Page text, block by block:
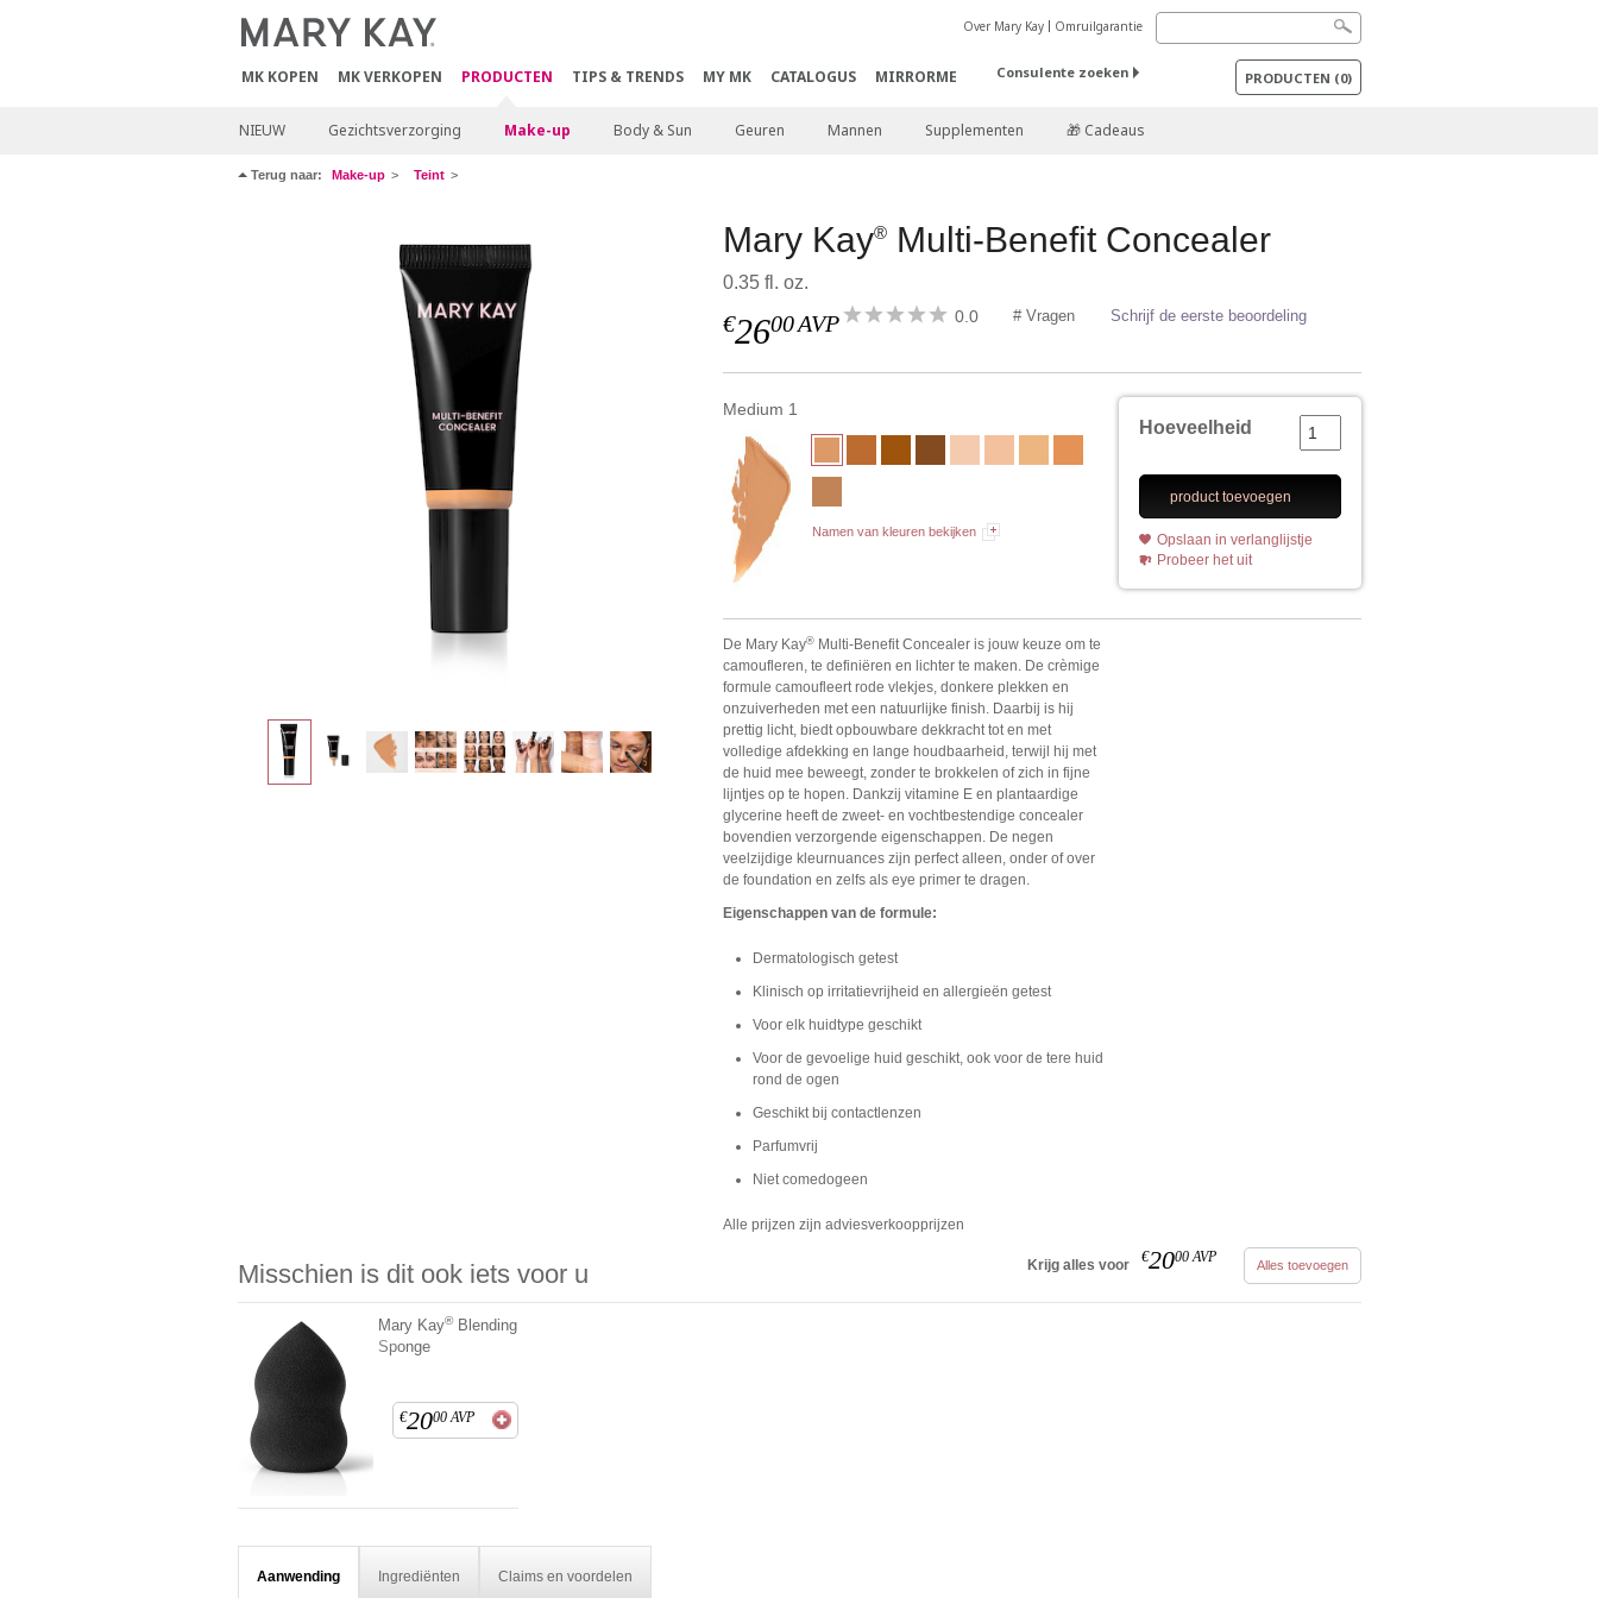
MK KOPEN MK VERKOPEN PRODUCTEN TIPS & TRENDS MY MK CATALOGUS MIRRORME
Over Mary Kay Omruilgarantie
Consulente zoeken PRODUCTEN (0)
NIEUW Gezichtsverzorging Make-up Body & Sun Geuren Mannen Supplementen 🎁 Cadeaus
Terug naar: Make-up Teint
Mary Kay® Multi-Benefit Concealer
0.35 fl. oz.
€2600AVP 0.0 # Vragen Schrijf de eerste beoordeling
Medium 1
Namen van kleuren bekijken
Hoeveelheid
product toevoegen
Opslaan in verlanglijstje
Probeer het uit
De Mary Kay® Multi-Benefit Concealer is jouw keuze om te
camoufleren, te definiëren en lichter te maken. De crèmige
formule camoufleert rode vlekjes, donkere plekken en
onzuiverheden met een natuurlijke finish. Daarbij is hij
prettig licht, biedt opbouwbare dekkracht tot en met
volledige afdekking en lange houdbaarheid, terwijl hij met
de huid mee beweegt, zonder te brokkelen of zich in fijne
lijntjes op te hopen. Dankzij vitamine E en plantaardige
glycerine heeft de zweet- en vochtbestendige concealer
bovendien verzorgende eigenschappen. De negen
veelzijdige kleurnuances zijn perfect alleen, onder of over
de foundation en zelfs als eye primer te dragen.
Eigenschappen van de formule:
Dermatologisch getest
Klinisch op irritatievrijheid en allergieën getest
Voor elk huidtype geschikt
Voor de gevoelige huid geschikt, ook voor de tere huid
rond de ogen
Geschikt bij contactlenzen
Parfumvrij
Niet comedogeen
Alle prijzen zijn adviesverkoopprijzen
Misschien is dit ook iets voor u Krijg alles voor €2000 AVP Alles toevoegen
Mary Kay®Blending
Sponge
€2000 AVP
Aanwending Ingrediënten Claims en voordelen